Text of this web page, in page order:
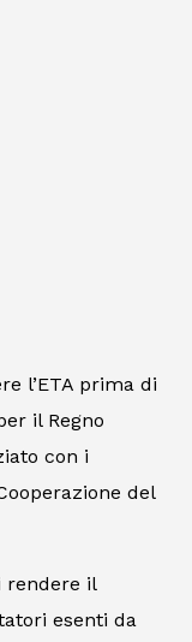
l’ETA prima di
il Regno
con i
del
rendere il
esenti da